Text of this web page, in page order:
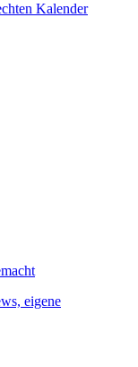
Kalender
eigene